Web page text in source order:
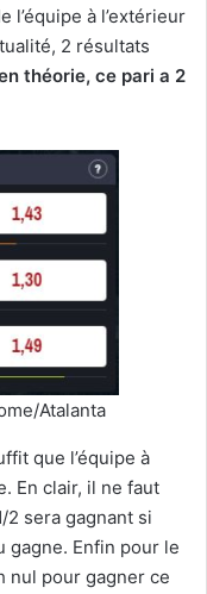
l’équipe à l’extérieur
2 résultats
théorie, ce pari a 2
Atalanta
que l’équipe à
En clair, il ne faut
2 sera gagnant si
gagne. Enfin pour le
nul pour gagner ce